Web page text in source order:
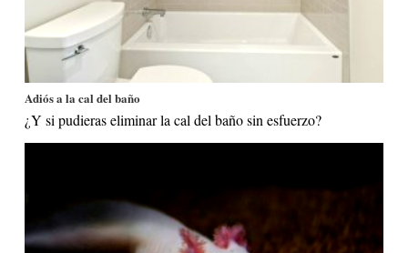
Adiós a la cal del baño
¿Y si pudieras eliminar la cal del baño sin esfuerzo?